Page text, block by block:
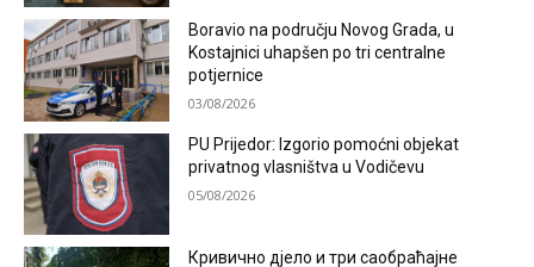
Boravio na području Novog Grada, u
Kostajnici uhapšen po tri centralne
potjernice
03/08/2026
PU Prijedor: Izgorio pomoćni objekat
privatnog vlasništva u Vodičevu
05/08/2026
Кривично дјело и три саобраћајне